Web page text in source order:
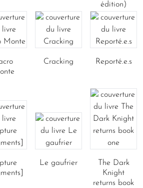
édition)
Cracking Reporté.e.s
Le gaufrier
The Dark
Knight
returns book